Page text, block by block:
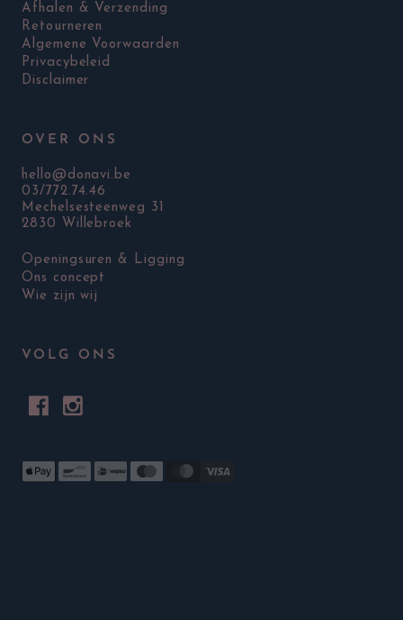
Afhalen & Verzending
Retourneren
Algemene Voorwaarden
Privacybeleid
Disclaimer
OVER ONS
hello@donavi.be
03/772.74.46
Mechelsesteenweg 31
2830 Willebroek
Openingsuren & Ligging
Ons concept
Wie zijn wij
VOLG ONS